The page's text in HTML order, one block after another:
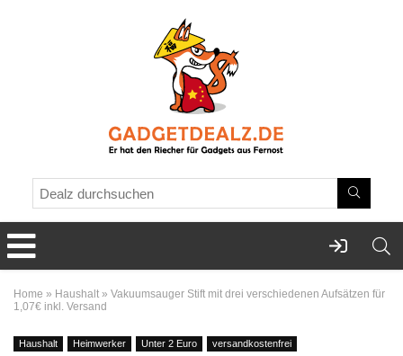
Home » Haushalt » Vakuumsauger Stift mit drei verschiedenen Aufsätzen für
1,07€ inkl. Versand
Haushalt Heimwerker Unter 2 Euro versandkostenfrei